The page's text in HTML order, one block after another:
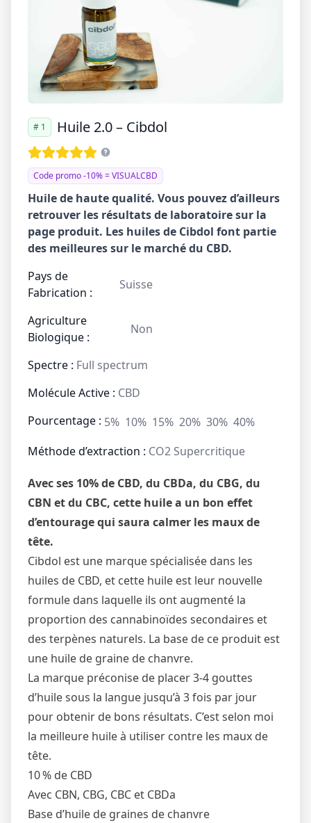
# 1 Huile 2.0 – Cibdol
Code promo -10% = VISUALCBD
Huile de haute qualité. Vous pouvez d’ailleurs
retrouver les résultats de laboratoire sur la
page produit. Les huiles de Cibdol font partie
des meilleures sur le marché du CBD.
Pays de
Fabrication :
Suisse
Agriculture
Biologique :
Non
Spectre : Full spectrum
Molécule Active : CBD
Pourcentage : 5% 10% 15% 20% 30% 40%
Méthode d’extraction : CO2 Supercritique
Avec ses 10% de CBD, du CBDa, du CBG, du
CBN et du CBC, cette huile a un bon effet
d’entourage qui saura calmer les maux de
tête.
Cibdol est une marque spécialisée dans les
huiles de CBD, et cette huile est leur nouvelle
formule dans laquelle ils ont augmenté la
proportion des cannabinoïdes secondaires et
des terpènes naturels. La base de ce produit est
une huile de graine de chanvre.
La marque préconise de placer 3-4 gouttes
d’huile sous la langue jusqu’à 3 fois par jour
pour obtenir de bons résultats. C’est selon moi
la meilleure huile à utiliser contre les maux de
tête.
10 % de CBD
Avec CBN, CBG, CBC et CBDa
Base d’huile de graines de chanvre